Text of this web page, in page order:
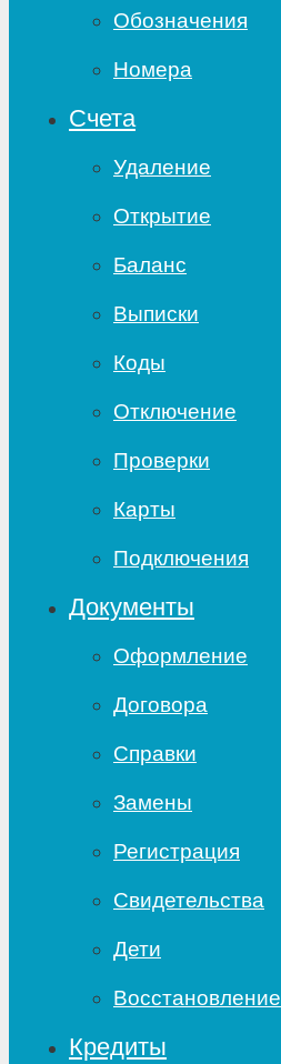
Обозначения
Номера
Счета
Удаление
Открытие
Баланс
Выписки
Коды
Отключение
Проверки
Карты
Подключения
Документы
Оформление
Договора
Справки
Замены
Регистрация
Свидетельства
Дети
Восстановление
Кредиты